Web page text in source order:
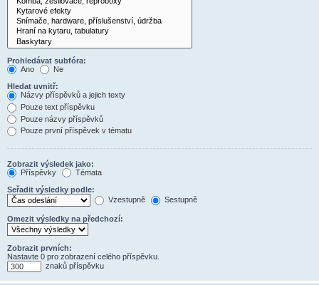
Prohledávat subfóra:
Ano
Ne
Hledat uvnitř:
Názvy příspěvků a jejich texty
Pouze text příspěvku
Pouze názvy příspěvků
Pouze první příspěvek v tématu
Zobrazit výsledek jako:
Příspěvky
Témata
Seřadit výsledky podle:
Vzestupně
Sestupně
Omezit výsledky na předchozí:
Zobrazit prvních:
Nastavte 0 pro zobrazení celého příspěvku.
znaků příspěvku